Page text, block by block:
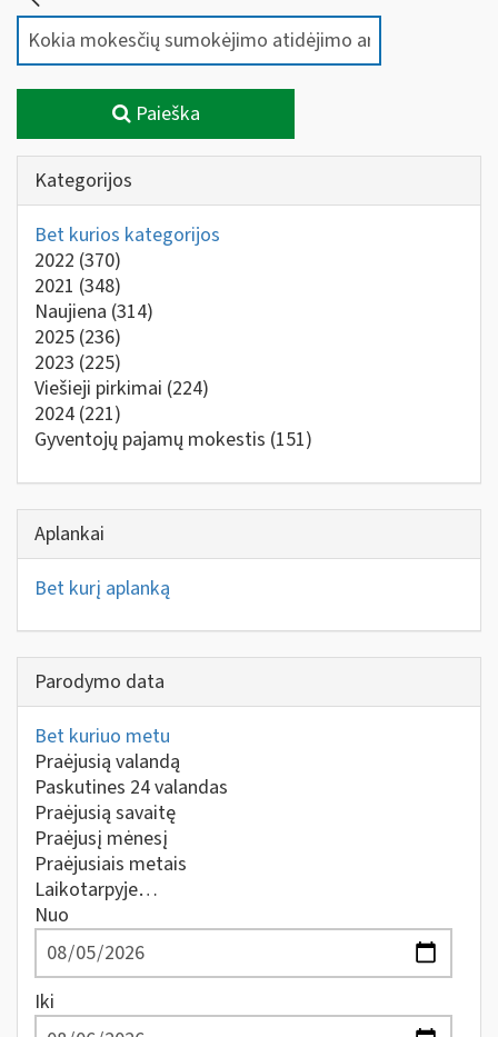
Paieška
Kategorijos
Bet kurios kategorijos
2022 (370)
2021 (348)
Naujiena (314)
2025 (236)
2023 (225)
Viešieji pirkimai (224)
2024 (221)
Gyventojų pajamų mokestis (151)
Aplankai
Bet kurį aplanką
Parodymo data
Bet kuriuo metu
Praėjusią valandą
Paskutines 24 valandas
Praėjusią savaitę
Praėjusį mėnesį
Praėjusiais metais
Laikotarpyje…
Nuo
Iki